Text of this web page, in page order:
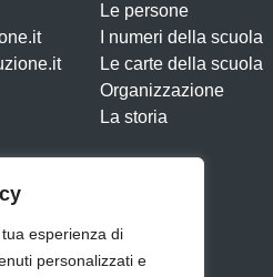
esperienza di
personalizzati e
Le persone
I numeri della scuola
Le carte della scuola
Organizzazione
La storia